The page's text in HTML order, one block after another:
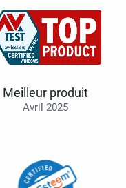
Meilleur produit
Avril 2025